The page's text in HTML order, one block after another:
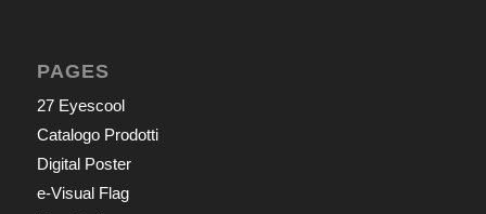
PAGES
27 Eyescool
Catalogo Prodotti
Digital Poster
e-Visual Flag